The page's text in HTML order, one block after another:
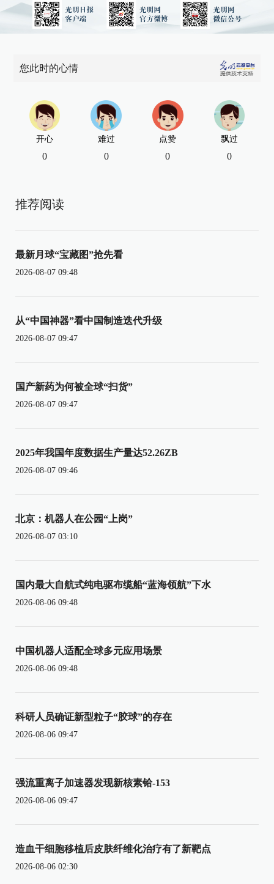
您此时的心情
开心
0
难过
0
点赞
0
飘过
0
推荐阅读
最新月球“宝藏图”抢先看
2026-08-07 09:48
从“中国神器”看中国制造迭代升级
2026-08-07 09:47
国产新药为何被全球“扫货”
2026-08-07 09:47
2025年我国年度数据生产量达52.26ZB
2026-08-07 09:46
北京：机器人在公园“上岗”
2026-08-07 03:10
国内最大自航式纯电驱布缆船“蓝海领航”下水
2026-08-06 09:48
中国机器人适配全球多元应用场景
2026-08-06 09:48
科研人员确证新型粒子“胶球”的存在
2026-08-06 09:47
强流重离子加速器发现新核素铪-153
2026-08-06 09:47
造血干细胞移植后皮肤纤维化治疗有了新靶点
2026-08-06 02:30